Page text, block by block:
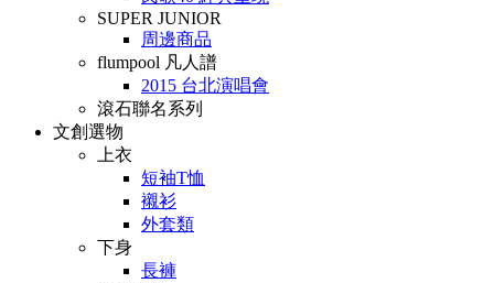
SUPER JUNIOR
周邊商品
flumpool 凡人譜
2015 台北演唱會
滾石聯名系列
文創選物
上衣
短袖T恤
襯衫
外套類
下身
長褲